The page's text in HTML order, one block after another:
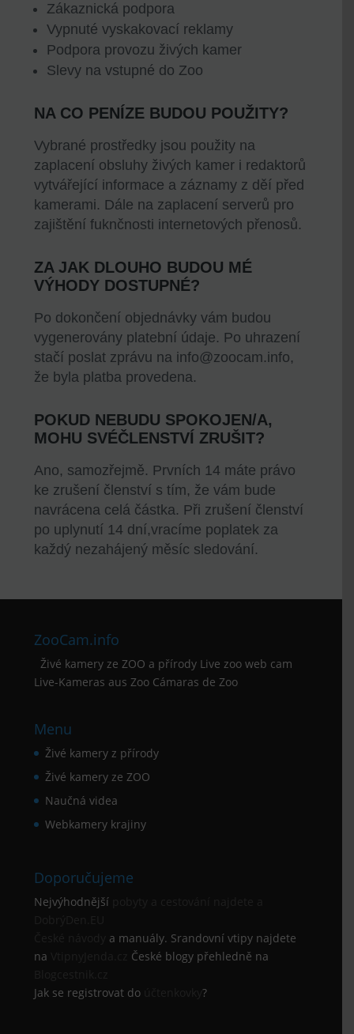
Zákaznická podpora
Vypnuté vyskakovací reklamy
Podpora provozu živých kamer
Slevy na vstupné do Zoo
NA CO PENÍZE BUDOU POUŽITY?
Vybrané prostředky jsou použity na
zaplacení obsluhy živých kamer i redaktorů
vytvářející informace a záznamy z děí před
kamerami. Dále na zaplacení serverů pro
zajištění fuknčnosti internetových přenosů.
ZA JAK DLOUHO BUDOU MÉ
VÝHODY DOSTUPNÉ?
Po dokončení objednávky vám budou
vygenerovány platební údaje. Po uhrazení
stačí poslat zprávu na info@zoocam.info,
že byla platba provedena.
POKUD NEBUDU SPOKOJEN/A,
MOHU SVÉČLENSTVÍ ZRUŠIT?
Ano, samozřejmě. Prvních 14 máte právo
ke zrušení členství s tím, že vám bude
navrácena celá částka. Při zrušení členství
po uplynutí 14 dní,vracíme poplatek za
každý nezahájený měsíc sledování.
ZooCam.info
Živé kamery ze ZOO a přírody Live zoo web cam
Live-Kameras aus Zoo Cámaras de Zoo
Menu
Živé kamery z přírody
Živé kamery ze ZOO
Naučná videa
Webkamery krajiny
Doporučujeme
Nejvýhodnější
a manuály. Srandovní vtipy najdete
na
České blogy přehledně na
Jak se registrovat do
účtenkovky?